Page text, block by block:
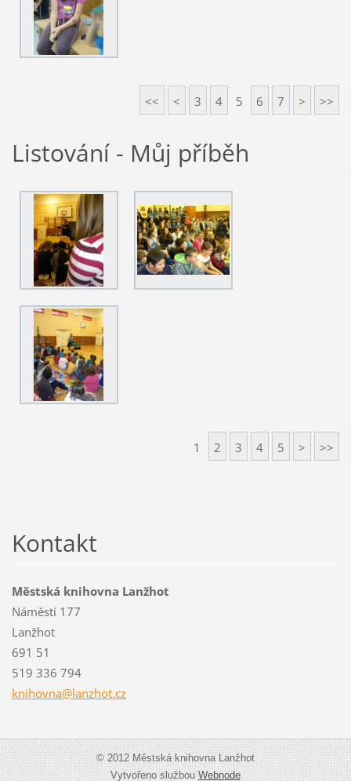
<< < 3 4 5 6 7 > >>
Listování - Můj příběh
1 2 3 4 5 > >>
Kontakt
Městská knihovna Lanžhot
Náměstí 177
Lanžhot
691 51
519 336 794
knihovna@lanzhot.cz
© 2012 Městská knihovna Lanžhot
Vytvořeno službouWebnode